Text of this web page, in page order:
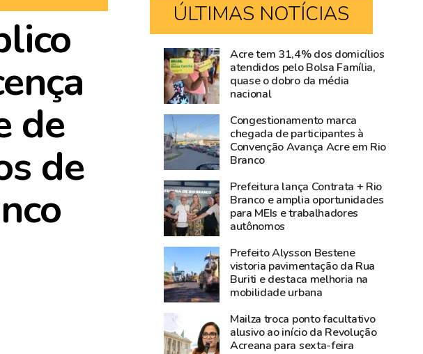
de
de
ÚLTIMAS NOTÍCIAS
Rio
Branco
movimenta
R$
3,8
bilhões
lidera
produção
agropecuária
do
Acre
Amazônia
cresce
acima
da
média
nacional
Norte
registra
alta
de
2,3%
na
atividade
econômica
Acre tem 31,4% dos domicílios
atendidos pelo Bolsa Família,
quase o dobro da média
nacional
Congestionamento marca
chegada de participantes à
Convenção Avança Acre em Rio
Branco
Prefeitura lança Contrata + Rio
Branco e amplia oportunidades
para MEIs e trabalhadores
autônomos
Prefeito Alysson Bestene
vistoria pavimentação da Rua
Buriti e destaca melhoria na
mobilidade urbana
Mailza troca ponto facultativo
alusivo ao início da Revolução
Acreana para sexta-feira